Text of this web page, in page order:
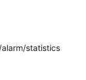
statistics